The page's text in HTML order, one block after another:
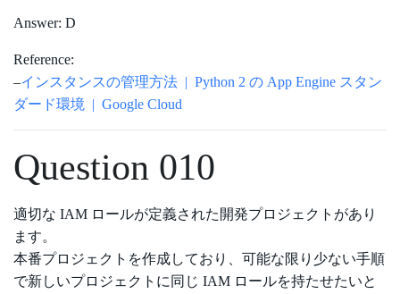
Answer: D
Reference:
–インスタンスの管理方法 | Python 2 の App Engine スタン
ダード環境 | Google Cloud
Question 010
適切な IAM ロールが定義された開発プロジェクトがあり
ます。
本番プロジェクトを作成しており、可能な限り少ない手順
で新しいプロジェクトに同じ IAM ロールを持たせたいと